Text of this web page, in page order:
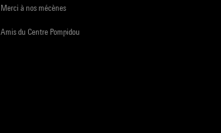
Merci à nos mécènes
Amis du Centre Pompidou